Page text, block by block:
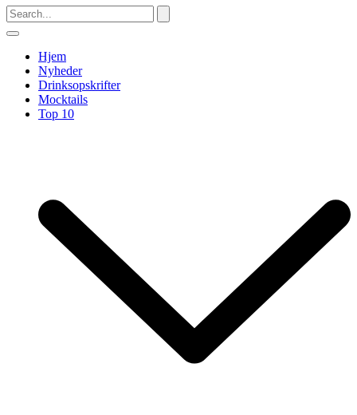
Hjem
Nyheder
Drinksopskrifter
Mocktails
Top 10